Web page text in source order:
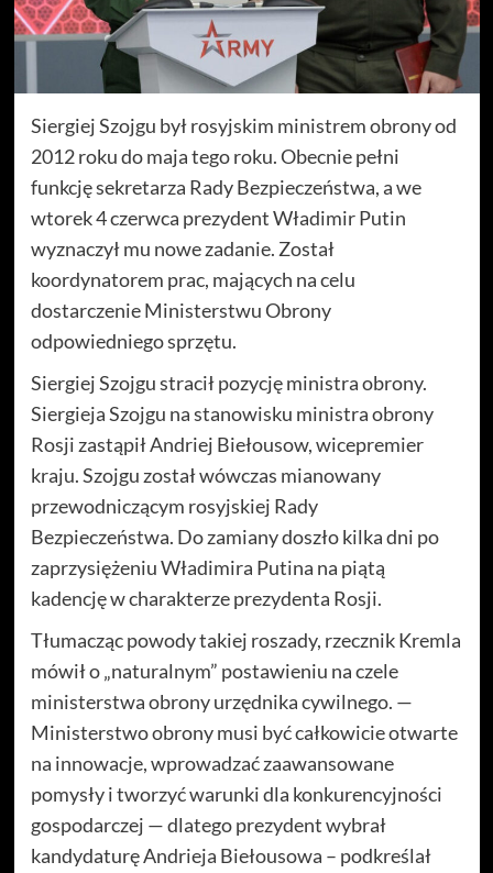
Siergiej Szojgu był rosyjskim ministrem obrony od
2012 roku do maja tego roku. Obecnie pełni
funkcję sekretarza Rady Bezpieczeństwa, a we
wtorek 4 czerwca prezydent Władimir Putin
wyznaczył mu nowe zadanie. Został
koordynatorem prac, mających na celu
dostarczenie Ministerstwu Obrony
odpowiedniego sprzętu.
Siergiej Szojgu stracił pozycję ministra obrony.
Siergieja Szojgu na stanowisku ministra obrony
Rosji zastąpił Andriej Biełousow, wicepremier
kraju. Szojgu został wówczas mianowany
przewodniczącym rosyjskiej Rady
Bezpieczeństwa. Do zamiany doszło kilka dni po
zaprzysiężeniu Władimira Putina na piątą
kadencję w charakterze prezydenta Rosji.
Tłumacząc powody takiej roszady, rzecznik Kremla
mówił o „naturalnym” postawieniu na czele
ministerstwa obrony urzędnika cywilnego. —
Ministerstwo obrony musi być całkowicie otwarte
na innowacje, wprowadzać zaawansowane
pomysły i tworzyć warunki dla konkurencyjności
gospodarczej — dlatego prezydent wybrał
kandydaturę Andrieja Biełousowa – podkreślał